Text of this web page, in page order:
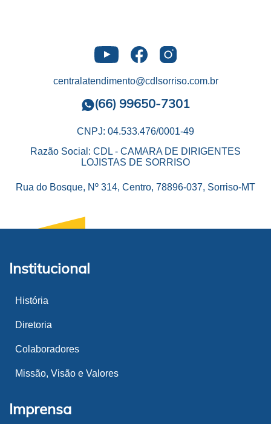
centralatendimento@cdlsorriso.com.br
(66) 99650-7301
CNPJ: 04.533.476/0001-49
Razão Social: CDL - CAMARA DE DIRIGENTES
LOJISTAS DE SORRISO
Rua do Bosque, Nº 314, Centro, 78896-037, Sorriso-MT
Institucional
História
Diretoria
Colaboradores
Missão, Visão e Valores
Imprensa